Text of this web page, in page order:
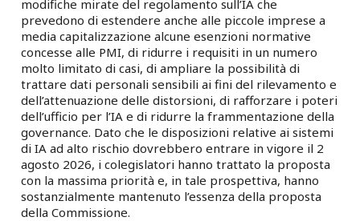
modifiche mirate del regolamento sull’IA che
prevedono di estendere anche alle piccole imprese a
media capitalizzazione alcune esenzioni normative
concesse alle PMI, di ridurre i requisiti in un numero
molto limitato di casi, di ampliare la possibilità di
trattare dati personali sensibili ai fini del rilevamento e
dell’attenuazione delle distorsioni, di rafforzare i poteri
dell’ufficio per l’IA e di ridurre la frammentazione della
governance. Dato che le disposizioni relative ai sistemi
di IA ad alto rischio dovrebbero entrare in vigore il 2
agosto 2026, i colegislatori hanno trattato la proposta
con la massima priorità e, in tale prospettiva, hanno
sostanzialmente mantenuto l’essenza della proposta
della Commissione.